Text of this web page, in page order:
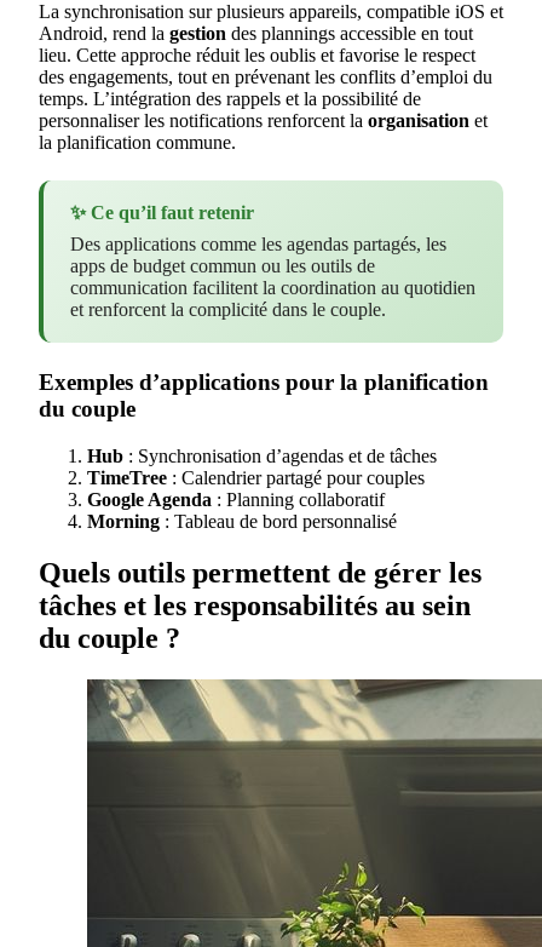
La synchronisation sur plusieurs appareils, compatible iOS et
Android, rend la gestion des plannings accessible en tout
lieu. Cette approche réduit les oublis et favorise le respect
des engagements, tout en prévenant les conflits d’emploi du
temps. L’intégration des rappels et la possibilité de
personnaliser les notifications renforcent la organisation et
la planification commune.
✨ Ce qu’il faut retenir
Des applications comme les agendas partagés, les
apps de budget commun ou les outils de
communication facilitent la coordination au quotidien
et renforcent la complicité dans le couple.
Exemples d’applications pour la planification
du couple
Hub : Synchronisation d’agendas et de tâches
TimeTree : Calendrier partagé pour couples
Google Agenda : Planning collaboratif
Morning : Tableau de bord personnalisé
Quels outils permettent de gérer les
tâches et les responsabilités au sein
du couple ?